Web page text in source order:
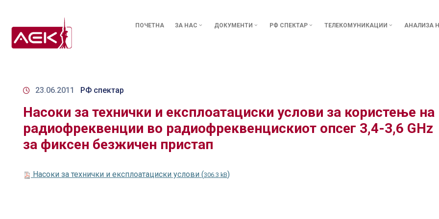
ПОЧЕТНА ЗА НАС ДОКУМЕНТИ РФ СПЕКТАР ТЕЛЕКОМУНИКАЦИИ АНАЛИЗА
23.06.2011 РФ спектар
Насоки за технички и експлоатациски услови за користење на
радиофреквенции во радиофреквенцискиот опсег 3,4-3,6 GHz
за фиксен безжичен пристап
Насоки за технички и експлоатациски услови (306.3 kB)